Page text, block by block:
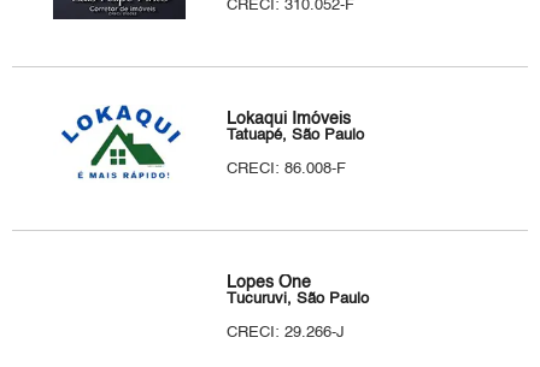
CRECI: 310.052-F
Lokaqui Imóveis
Tatuapé, São Paulo
CRECI: 86.008-F
Lopes One
Tucuruvi, São Paulo
CRECI: 29.266-J